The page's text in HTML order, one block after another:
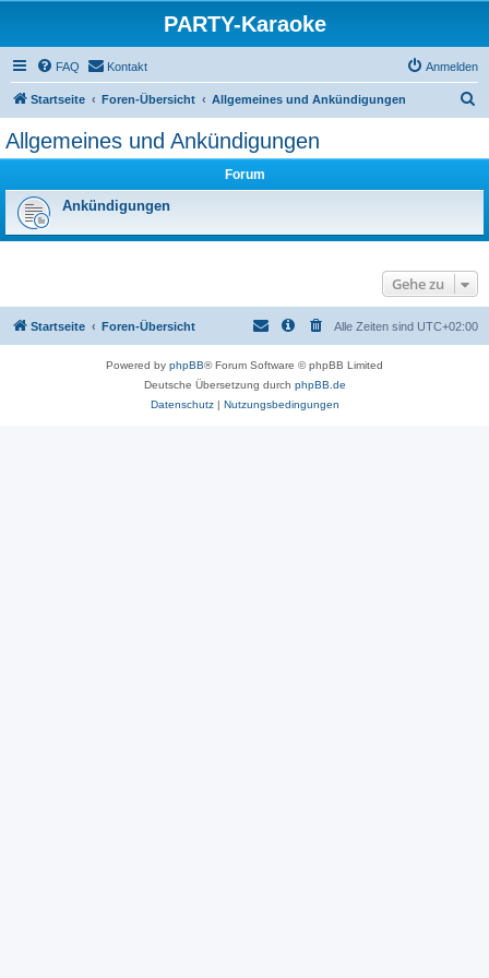
PARTY-Karaoke
FAQ Kontakt Anmelden
Startseite Foren-Übersicht Allgemeines und Ankündigungen
Allgemeines und Ankündigungen
Forum
Ankündigungen
Gehe zu
Startseite Foren-Übersicht Alle Zeiten sind UTC+02:00
Powered by phpBB® Forum Software © phpBB Limited
Deutsche Übersetzung durch phpBB.de
Datenschutz| Nutzungsbedingungen